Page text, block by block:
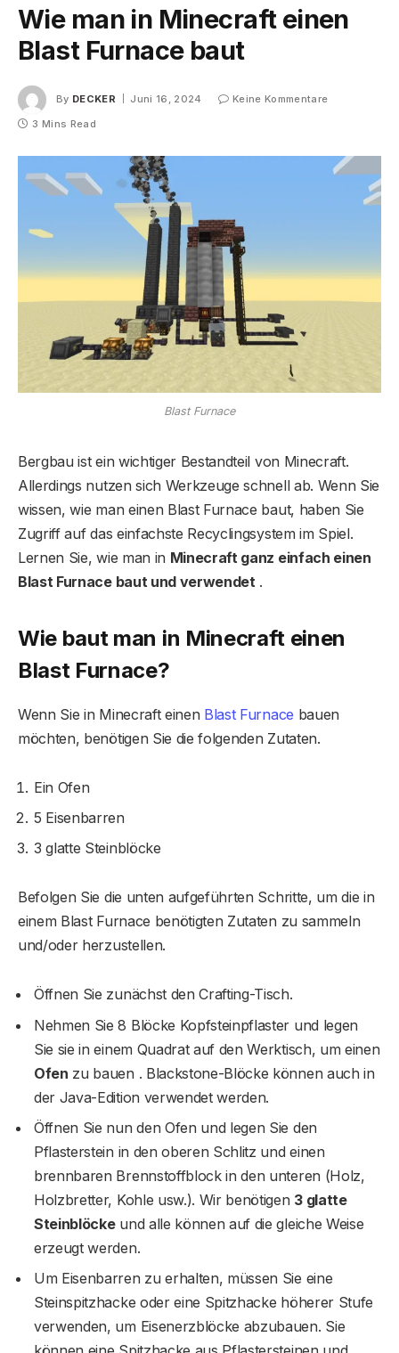
Wie man in Minecraft einen
Blast Furnace baut
By DECKER Juni 16, 2024
Keine Kommentare
3 Mins Read
Blast Furnace
Bergbau ist ein wichtiger Bestandteil von Minecraft.
Allerdings nutzen sich Werkzeuge schnell ab. Wenn Sie
wissen, wie man einen Blast Furnace baut, haben Sie
Zugriff auf das einfachste Recyclingsystem im Spiel.
Lernen Sie, wie man in Minecraft ganz einfach einen
Blast Furnacebaut und verwendet .
Wie baut man in Minecraft einen
Blast Furnace?
Wenn Sie in Minecraft einen Blast Furnace bauen
möchten, benötigen Sie die folgenden Zutaten.
Ein Ofen
5 Eisenbarren
3 glatte Steinblöcke
Befolgen Sie die unten aufgeführten Schritte, um die in
einem Blast Furnace benötigten Zutaten zu sammeln
und/oder herzustellen.
Öffnen Sie zunächst den Crafting-Tisch.
Nehmen Sie 8 Blöcke Kopfsteinpflaster und legen
Sie sie in einem Quadrat auf den Werktisch, um einen
Ofen zu bauen . Blackstone-Blöcke können auch in
der Java-Edition verwendet werden.
Öffnen Sie nun den Ofen und legen Sie den
Pflasterstein in den oberen Schlitz und einen
brennbaren Brennstoffblock in den unteren (Holz,
Holzbretter, Kohle usw.). Wir benötigen 3 glatte
Steinblöckeund alle können auf die gleiche Weise
erzeugt werden.
Um Eisenbarren zu erhalten, müssen Sie eine
Steinspitzhacke oder eine Spitzhacke höherer Stufe
verwenden, um Eisenerzblöcke abzubauen. Sie